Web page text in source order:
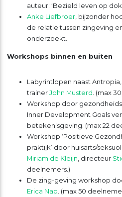
auteur: ‘Bezield leven op
Anke Liefbroer, bijzonder
de relatie tussen zingeving
onderzoekt.
Workshops binnen en buiten
Labyrintlopen naast
trainerJohn Musterd . (max
Workshop door
Inner Development Goals
betekenisgeving. (max 22
Workshop ‘Positieve
praktijk’ door huisarts/
Miriam de Kleijn , directeur
deelnemers.)
De zing-geving workshop
Erica Nap . (max 50